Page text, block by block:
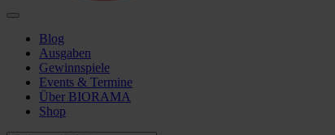
Blog
Ausgaben
Gewinnspiele
Events & Termine
Über BIORAMA
Shop